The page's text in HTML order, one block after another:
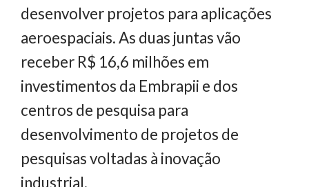
desenvolver projetos para aplicações
aeroespaciais. As duas juntas vão
receber R$ 16,6 milhões em
investimentos da Embrapii e dos
centros de pesquisa para
desenvolvimento de projetos de
pesquisas voltadas à inovação
industrial.